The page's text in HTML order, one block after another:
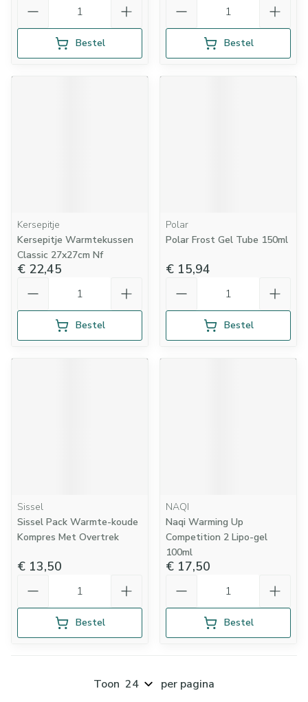
Bestel Bestel
Kersepitje
Kersepitje Warmtekussen
Classic 27x27cm Nf
€ 22,45
Bestel
Polar
Polar Frost Gel Tube 150ml
€ 15,94
Bestel
Sissel
Sissel Pack Warmte-koude
Kompres Met Overtrek
€ 13,50
Bestel
NAQI
Naqi Warming Up
Competition 2 Lipo-gel
100ml
€ 17,50
Bestel
Toon per pagina